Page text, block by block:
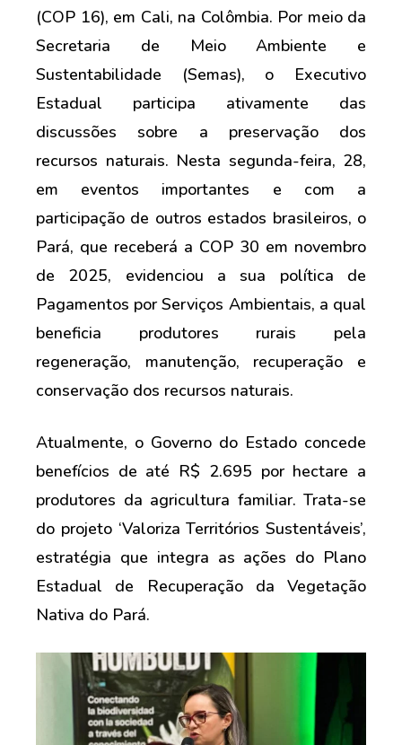
(COP 16), em Cali, na Colômbia. Por meio da
Secretaria de Meio Ambiente e
Sustentabilidade (Semas), o Executivo
Estadual participa ativamente das
discussões sobre a preservação dos
recursos naturais. Nesta segunda-feira, 28,
em eventos importantes e com a
participação de outros estados brasileiros, o
Pará, que receberá a COP 30 em novembro
de 2025, evidenciou a sua política de
Pagamentos por Serviços Ambientais, a qual
beneficia produtores rurais pela
regeneração, manutenção, recuperação e
conservação dos recursos naturais.
Atualmente, o Governo do Estado concede
benefícios de até R$ 2.695 por hectare a
produtores da agricultura familiar. Trata-se
do projeto ‘Valoriza Territórios Sustentáveis’,
estratégia que integra as ações do Plano
Estadual de Recuperação da Vegetação
Nativa do Pará.